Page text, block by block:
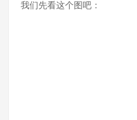
我们先看这个图吧：